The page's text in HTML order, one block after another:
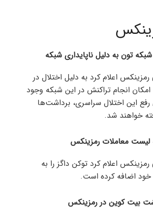
تون به دلیل ناپایداری شبکه
اعلام کرد به دلیل اختلال در
امکان انجام تراکنش در این شبکه وجود
این اختلال سراسری، برداشت‌ها
خواهند شد.
لیست معاملات رمزینکس
اعلام کرد توکن داگز را به
اضافه کرده است.
بیت کوین در رمزینکس